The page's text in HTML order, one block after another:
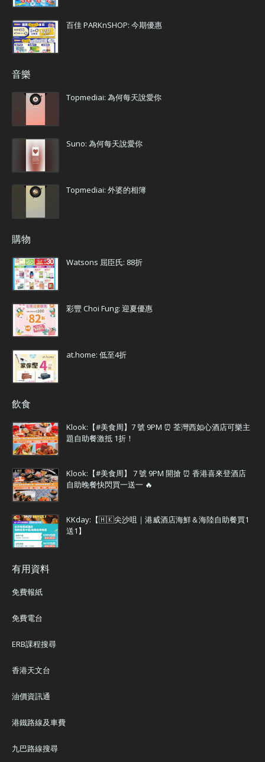
百佳 PARKnSHOP: 今期優惠
音樂
Topmediai: 為何每天說愛你
Suno: 為何每天說愛你
Topmediai: 外婆的相簿
購物
Watsons 屈臣氏: 88折
彩豐 Choi Fung: 迎夏優惠
at.home: 低至4折
飲食
Klook:【#美食周】7 號 9PM ⏰ 荃灣西如心酒店可樂主
題自助餐激抵 1折！
Klook:【#美食周】 7 號 9PM 開搶 ⏰ 香港喜來登酒店
自助晚餐快閃買一送一 🔥
KKday:【🇭🇰尖沙咀｜港威酒店海鮮＆海陸自助餐買1
送1】
有用資料
免費報紙
免費電台
ERB課程搜尋
香港天文台
油價資訊通
港鐵路線及車費
九巴路線搜尋